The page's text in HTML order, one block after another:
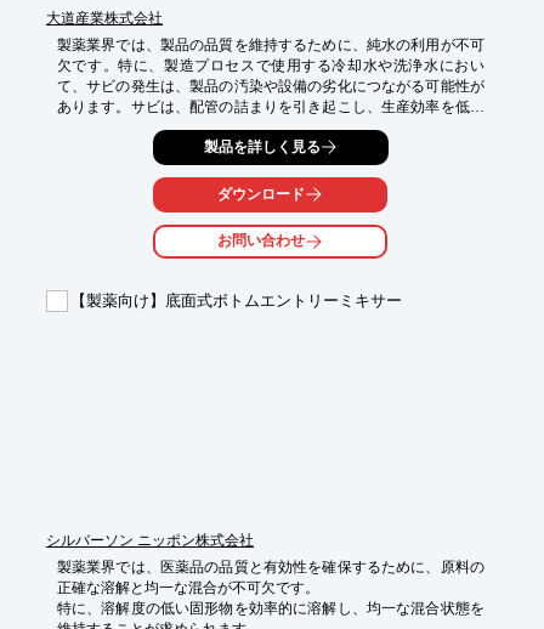
大道産業株式会社
製薬業界では、製品の品質を維持するために、純水の利用が不可
欠です。特に、製造プロセスで使用する冷却水や洗浄水におい
て、サビの発生は、製品の汚染や設備の劣化につながる可能性が
あります。サビは、配管の詰まりを引き起こし、生産効率を低下
させる原因にもなります。当社『プレスクーラント』は、完全な
防錆・防食性能により、これらの問題を解決します。
【活用シーン】
・純水を使用する冷却水循環システム
・純水を使用する洗浄工程
・金属部品の長期浸漬
・サビによる製品汚染のリスクを低減
製品を詳しく見る
ダウンロード
お問い合わせ
【製薬向け】底面式ボトムエントリーミキサー
シルバーソン ニッポン株式会社
製薬業界では、医薬品の品質と有効性を確保するために、原料の
正確な溶解と均一な混合が不可欠です。
特に、溶解度の低い固形物を効率的に溶解し、均一な混合状態を